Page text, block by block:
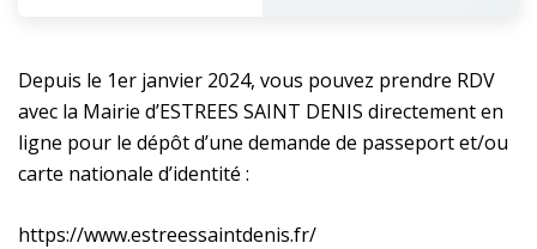
Depuis le 1er janvier 2024, vous pouvez prendre RDV
avec la Mairie d’ESTREES SAINT DENIS directement en
ligne pour le dépôt d’une demande de passeport et/ou
carte nationale d’identité :
https://www.estreessaintdenis.fr/